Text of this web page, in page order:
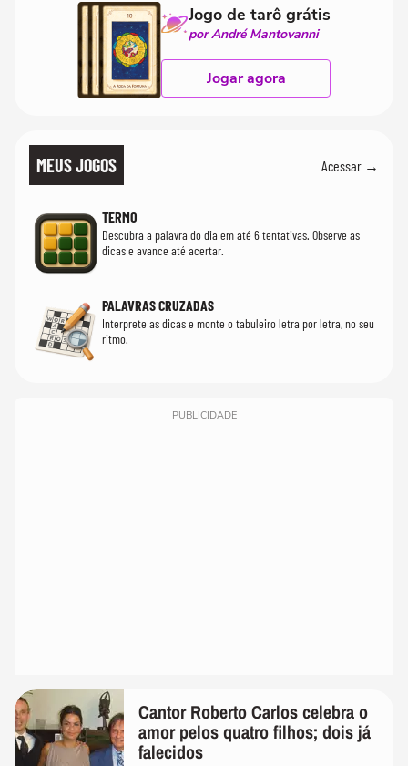
Jogo de tarô grátis
por André Mantovanni
Jogar agora
MEUS JOGOS Acessar →
TERMO
Descubra a palavra do dia em até 6 tentativas. Observe as
dicas e avance até acertar.
PALAVRAS CRUZADAS
Interprete as dicas e monte o tabuleiro letra por letra, no seu
ritmo.
PUBLICIDADE
Cantor Roberto Carlos celebra o
amor pelos quatro filhos; dois já
falecidos